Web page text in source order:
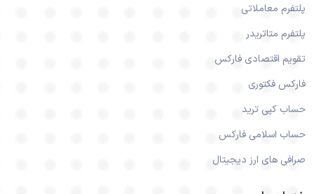
پلتفرم معاملاتی
پلتفرم متاتریدر
تقویم اقتصادی فارکس
فارکس فکتوری
حساب کپی ترید
حساب اسلامی فارکس
صرافی های ارز دیجیتال